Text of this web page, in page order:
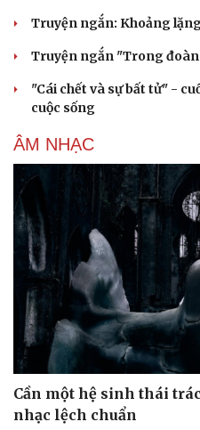
Truyện ngắn: Khoảng
Truyện ngắn "Trong
"Cái chết và sự bất tử" -
cuộc sống
ÂM NHẠC
Cần một hệ sinh thái
nhạc lệch chuẩn